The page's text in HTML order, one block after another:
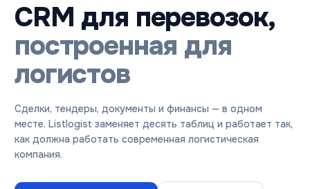
CRM для перевозок,
построенная для
логистов
Сделки, тендеры, документы и финансы — в одном
месте. Listlogist заменяет десять таблиц и работает так,
как должна работать современная логистическая
компания.